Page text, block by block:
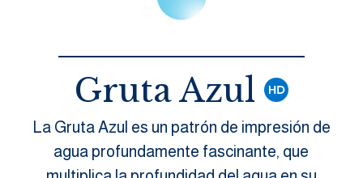
Gruta Azul
La Gruta Azul es un patrón de impresión de
agua profundamente fascinante, que